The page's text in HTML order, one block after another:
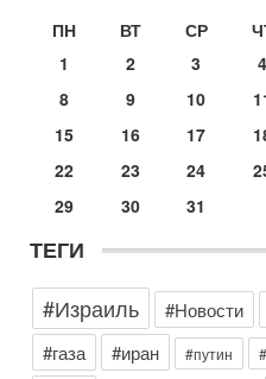
Иран готовит покушение
хочет эскалации, но
по вопросам безопасности,
Международного
Битва за разоружение
31/07/2026
достижении исторического
Сегодня, 10:58
Кто и как может сорвать
В обществе все чаще
предстоящие выборы могут
ПН
ВТ СР
1
2 3 4
8
9 10
15
16 17
22
23 24
29
30 31
ТЕГИ
#Израиль
#Новости
#газа #иран #путин